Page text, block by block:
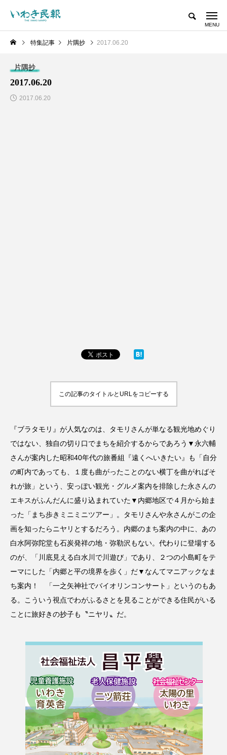
特集記事 片隅抄 2017.06.20
片隅抄
2017.06.20
2017.06.20
この記事のタイトルとURLをコピーする
『ブラタモリ』が人気なのは、タモリさんが単なる観光地めぐり
ではない、独自の切り口でまちを紹介するからであろう▼永六輔
さんが案内した昭和40年代の旅番組『遠くへいきたい』も「自分
の町内であっても、１度も曲がったことのない横丁を曲がればそ
れが旅」という、安っぽい観光・グルメ案内を排除した永さんの
エキスがふんだんに盛り込まれていた▼内郷地区で４月から始ま
った「まち歩きミニミニツアー」。タモリさんや永さんがこの企
画を知ったらニヤリとするだろう。内郷のまち案内の中に、あの
白水阿弥陀堂も石炭発祥の地・弥勒沢もない。代わりに登場する
のが、「川底見える白水川で川遊び」であり、２つの小島町をテ
ーマにした「内郷と平の境界を歩く」だ▼なんてマニアックなま
ち案内！ 「一之矢神社でバイオリンコンサート」というのもあ
る。こういう視点でわがふるさとを見ることができる住民がいる
ことに旅好きの抄子も〝ニヤリ〟だ。